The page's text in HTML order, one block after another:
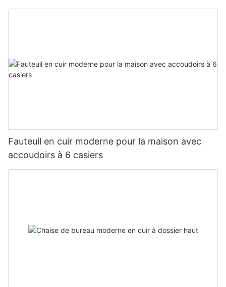
Fauteuil en cuir moderne pour la maison avec
accoudoirs à 6 casiers